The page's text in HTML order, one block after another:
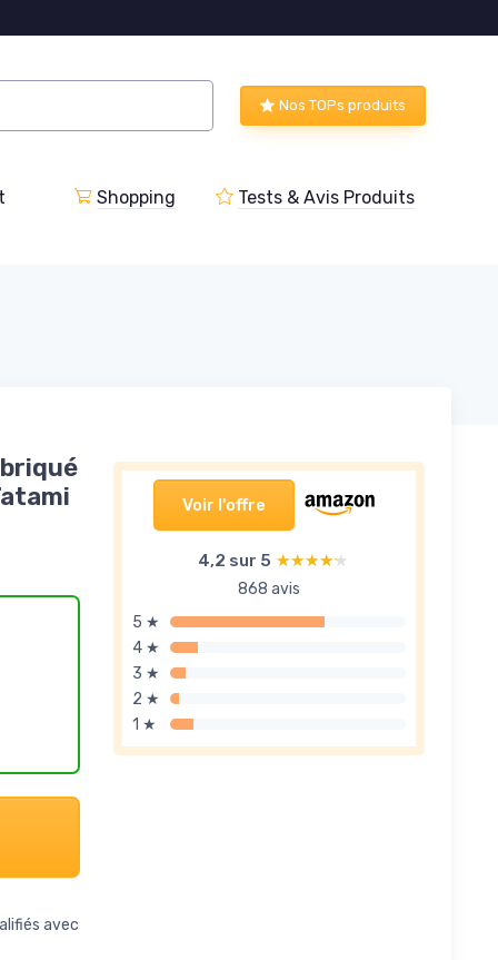
Nos TOPs produits
Shopping Tests & Avis Produits
Voir l'offre
4,2 sur 5 ★★★★★
★★★★★
868 avis
5 ★
4 ★
3 ★
2 ★
1 ★
avec